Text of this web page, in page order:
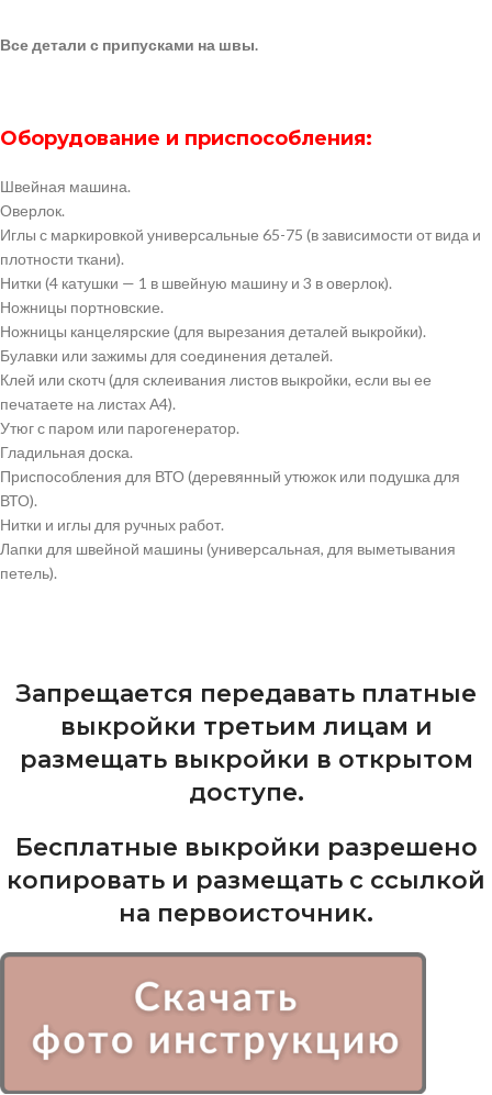
Все детали с припусками на швы.
Оборудование и приспособления:
Швейная машина.
Оверлок.
Иглы с маркировкой универсальные 65-75 (в зависимости от вида и
плотности ткани).
Нитки (4 катушки — 1 в швейную машину и 3 в оверлок).
Ножницы портновские.
Ножницы канцелярские (для вырезания деталей выкройки).
Булавки или зажимы для соединения деталей.
Клей или скотч (для склеивания листов выкройки, если вы ее
печатаете на листах А4).
Утюг с паром или парогенератор.
Гладильная доска.
Приспособления для ВТО (деревянный утюжок или подушка для
ВТО).
Нитки и иглы для ручных работ.
Лапки для швейной машины (универсальная, для выметывания
петель).
Запрещается передавать платные
выкройки третьим лицам и
размещать выкройки в открытом
доступе.
Бесплатные выкройки разрешено
копировать и размещать с ссылкой
на первоисточник.